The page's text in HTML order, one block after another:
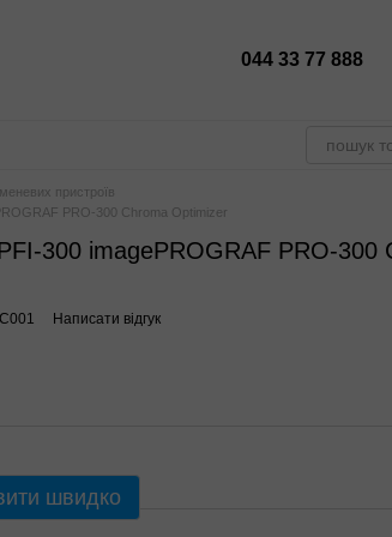
044 33 77 888
пристроїв
PRO-300 Chroma Optimizer
300 imagePROGRAF PRO-300
Написати відгук
швидко